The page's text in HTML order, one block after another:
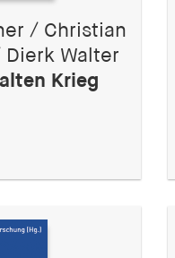
/ Christian
Walter
Krieg